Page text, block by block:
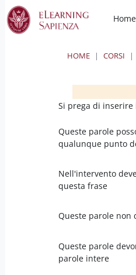
Home
HOME CORSI
Blocchi
Blocchi
Si prega di
Queste parole
qualunque punto
Nell'intervento
questa frase
Queste parole non
Queste parole
parole intere